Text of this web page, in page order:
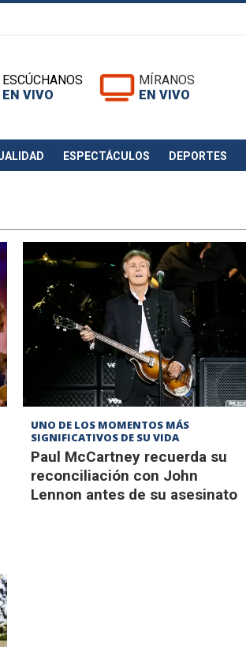
ESCÚCHANOS
EN VIVO
MÍRANOS
EN VIVO
ESPECTÁCULOS DEPORTES
UNO DE LOS MOMENTOS MÁS
SIGNIFICATIVOS DE SU VIDA
Paul McCartney recuerda su
reconciliación con John
Lennon antes de su asesinato